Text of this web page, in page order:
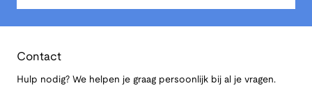
Contact
Hulp nodig? We helpen je graag persoonlijk bij al je vragen.